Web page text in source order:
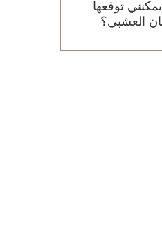
توقعها
العشبي؟